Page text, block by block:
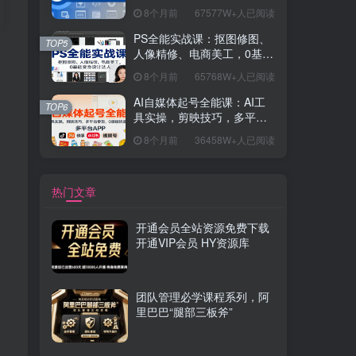
薪15K+岗位
8个月前 67577W+人已阅读
PS全能实战课：抠图修图、
人像精修、电商美工，0基础
8个月前 65768W+人已阅读
TOP5
AI自媒体起号全能课：AI工
具实操，剪映技巧，多平台
8个月前 36458W+人已阅读
TOP6
热门文章
开通会员全站资源免费下载
开通VIP会员 HY资源库
团队管理必学课程系列，阿
里巴巴“腿部三板斧”